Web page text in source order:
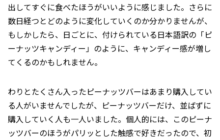
出してすぐに食べたほうがいいように感じました。さらに
数日経つとどのように変化していくのか分かりませんが、
もしかしたら、日ごとに、付けられている日本語訳の「ピ
ーナッツキャンディー」のように、キャンディー感が増し
てくるのかもしれません。
わりとたくさん入ったピーナッツバーはあまり購入してい
る人がいませんでしたが、ピーナッツバーだけ、並ばずに
購入していく人も一人いました。個人的には、このピーナ
ッツバーのほうがパリッとした触感で好きだったので、初